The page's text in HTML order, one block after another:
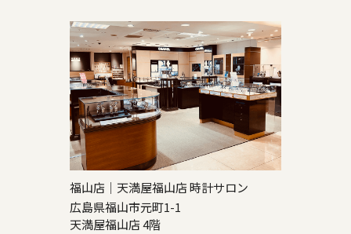
福山店｜天満屋福山店 時計サロン
広島県福山市元町1-1
天満屋福山店 4階